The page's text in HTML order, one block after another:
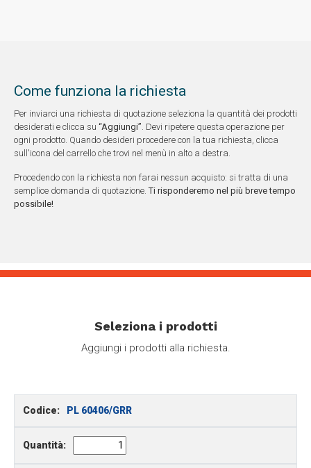
Come funziona la richiesta
Per inviarci una richiesta di quotazione seleziona la quantità dei prodotti
desiderati e clicca su “Aggiungi”. Devi ripetere questa operazione per
ogni prodotto. Quando desideri procedere con la tua richiesta, clicca
sull'icona del carrello che trovi nel menù in alto a destra.
Procedendo con la richiesta non farai nessun acquisto: si tratta di una
semplice domanda di quotazione.Ti risponderemo nel più breve tempo
possibile!
Seleziona i prodotti
Aggiungi i prodotti alla richiesta.
Codice: PL 60406/GRR
Quantità: